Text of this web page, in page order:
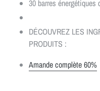
30 barres énergétiques
DÉCOUVREZ LES
PRODUITS :
Amande complète 60%